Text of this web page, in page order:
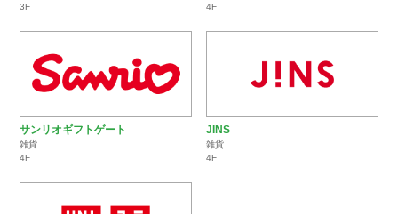
3F
4F
サンリオギフトゲート
雑貨
4F
JINS
雑貨
4F